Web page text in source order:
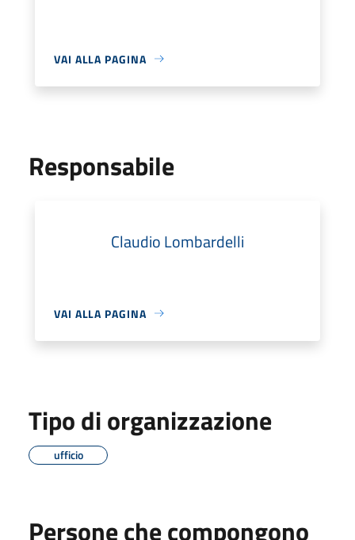
VAI ALLA PAGINA
Responsabile
Claudio Lombardelli
VAI ALLA PAGINA
Tipo di organizzazione
ufficio
Persone che compongono